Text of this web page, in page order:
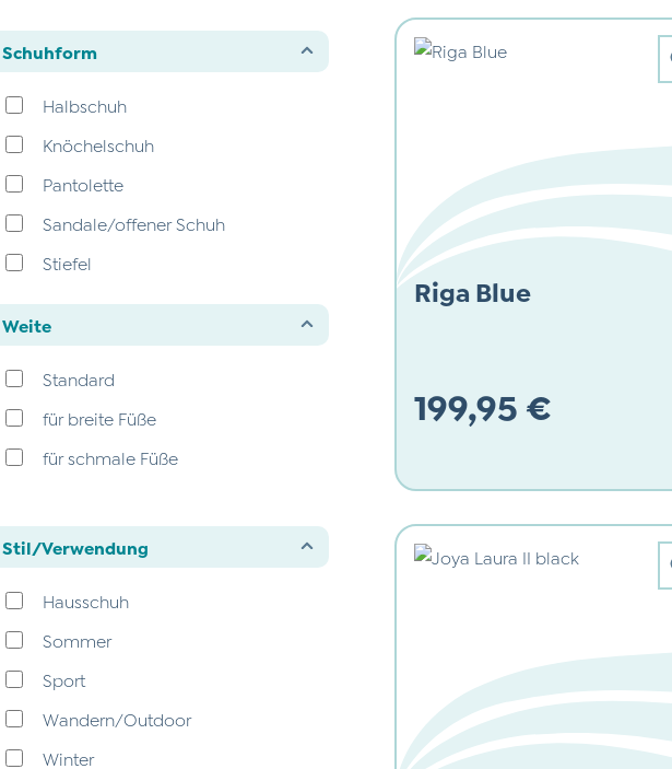
37 2/3
38
38 1/3
39
39 2/3
40
40 1/3
41
41 2/3
42
42 1/3
43
44 1/3
44
Schuhform
Halbschuh
Knöchelschuh
Pantolette
Sandale/offener Schuh
Stiefel
halboffen
Weite
Standard
für breite Füße
für schmale Füße
Stil/Verwendung
Hausschuh
Sommer
Sport
Wandern/Outdoor
Winter
Riga Blue
199,95 €